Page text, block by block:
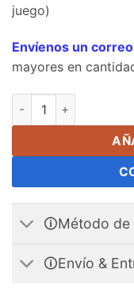
juego)
Envíenos un
mayores en
5mm Black
🛈Método de
🛈Envío &